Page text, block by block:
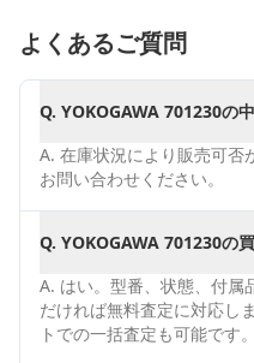
よくあるご質問
Q. YOKOGAWA 701230の
A. 在庫状況により販売可否
お問い合わせください。
Q. YOKOGAWA 701230の
A. はい。型番、状態、付属
だければ無料査定に対応し
トでの一括査定も可能です。